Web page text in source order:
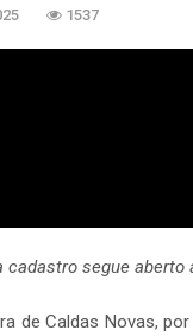
1537
cadastro segue aberto
de Caldas Novas,